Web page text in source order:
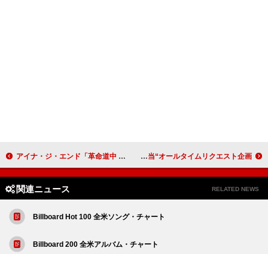
アイナ・ジ・エンド「革命道中 – On The Way」ストリーミング累計1億回再生突破 中森明菜、4時間の拡大版『オールナイトニッポンGOLD』パーソナリティ担当“オールタイムリクエスト企画”
関連ニュース RELATED NEWS
Billboard Hot 100 全米ソング・チャート
Billboard 200 全米アルバム・チャート